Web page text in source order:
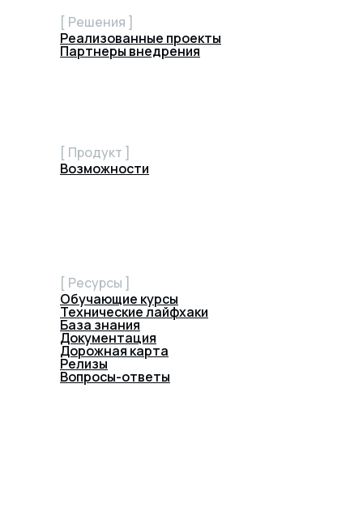
[ Ресурсы ]
Обучающие курсы
Технические лайфхаки
База знания
Документация
Дорожная карта
Релизы
Вопросы-ответы
[ Продукт ]
Возможности
[ Решения ]
Реализованные проекты
Партнеры внедрения